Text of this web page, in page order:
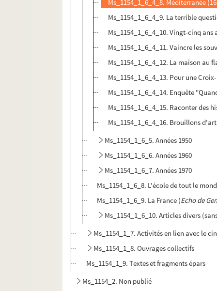
Ms_1154_1_6_4_8. Méditerranée
Ms_1154_1_6_4_9. La terrible
Ms_1154_1_6_4_10. Vingt-cinq ans
Ms_1154_1_6_4_11. Vaincre les
Ms_1154_1_6_4_12. La maison au
Ms_1154_1_6_4_13. Pour une
Ms_1154_1_6_4_14. Enquête
Ms_1154_1_6_4_15. Raconter des
Ms_1154_1_6_4_16. Brouillons
Ms_1154_1_6_5. Années 1950
Ms_1154_1_6_6. Années 1960
Ms_1154_1_6_7. Années 1970
Ms_1154_1_6_8. L'école de tout le
Ms_1154_1_6_9. La France (Echo de
Ms_1154_1_6_10. Articles divers
Ms_1154_1_7. Activités en lien avec le
Ms_1154_1_8. Ouvrages collectifs
Ms_1154_1_9. Textes et fragments épars
Ms_1154_2. Non publié